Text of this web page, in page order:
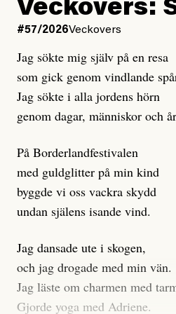
Kuhn och Sassarinis-
Dagens ETC arbetar med
klickbete är inte intressant för
Journalistiken är låst. En
gör förhoppningsvis att en
prenumeration, men den
dessa granskningar på olika
en mängd intervjupersoner,
möjlighet att bemöta för såväl
engagera sig i
grupper där Säpo-resursen
Researchen är grundlig.
Möjligen är det egentligen inte
Veckovers:
#57/2026Veckovers
Jag sökte mig själv på en resa
som gick genom vindlande
Jag sökte i alla jordens hörn
genom dagar, människor och
På Borderlandfestivalen
med guldglitter på min kind
byggde vi oss vackra skydd
undan själens isande vind.
Jag dansade ute i skogen,
och jag drogade med min vän.
Jag läste om charmen med
Gjorde yoga med Adriene.